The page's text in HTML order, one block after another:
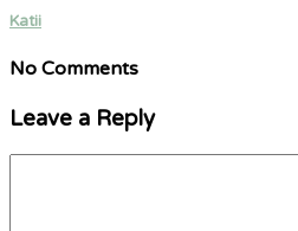
Katii
No Comments
Leave a Reply